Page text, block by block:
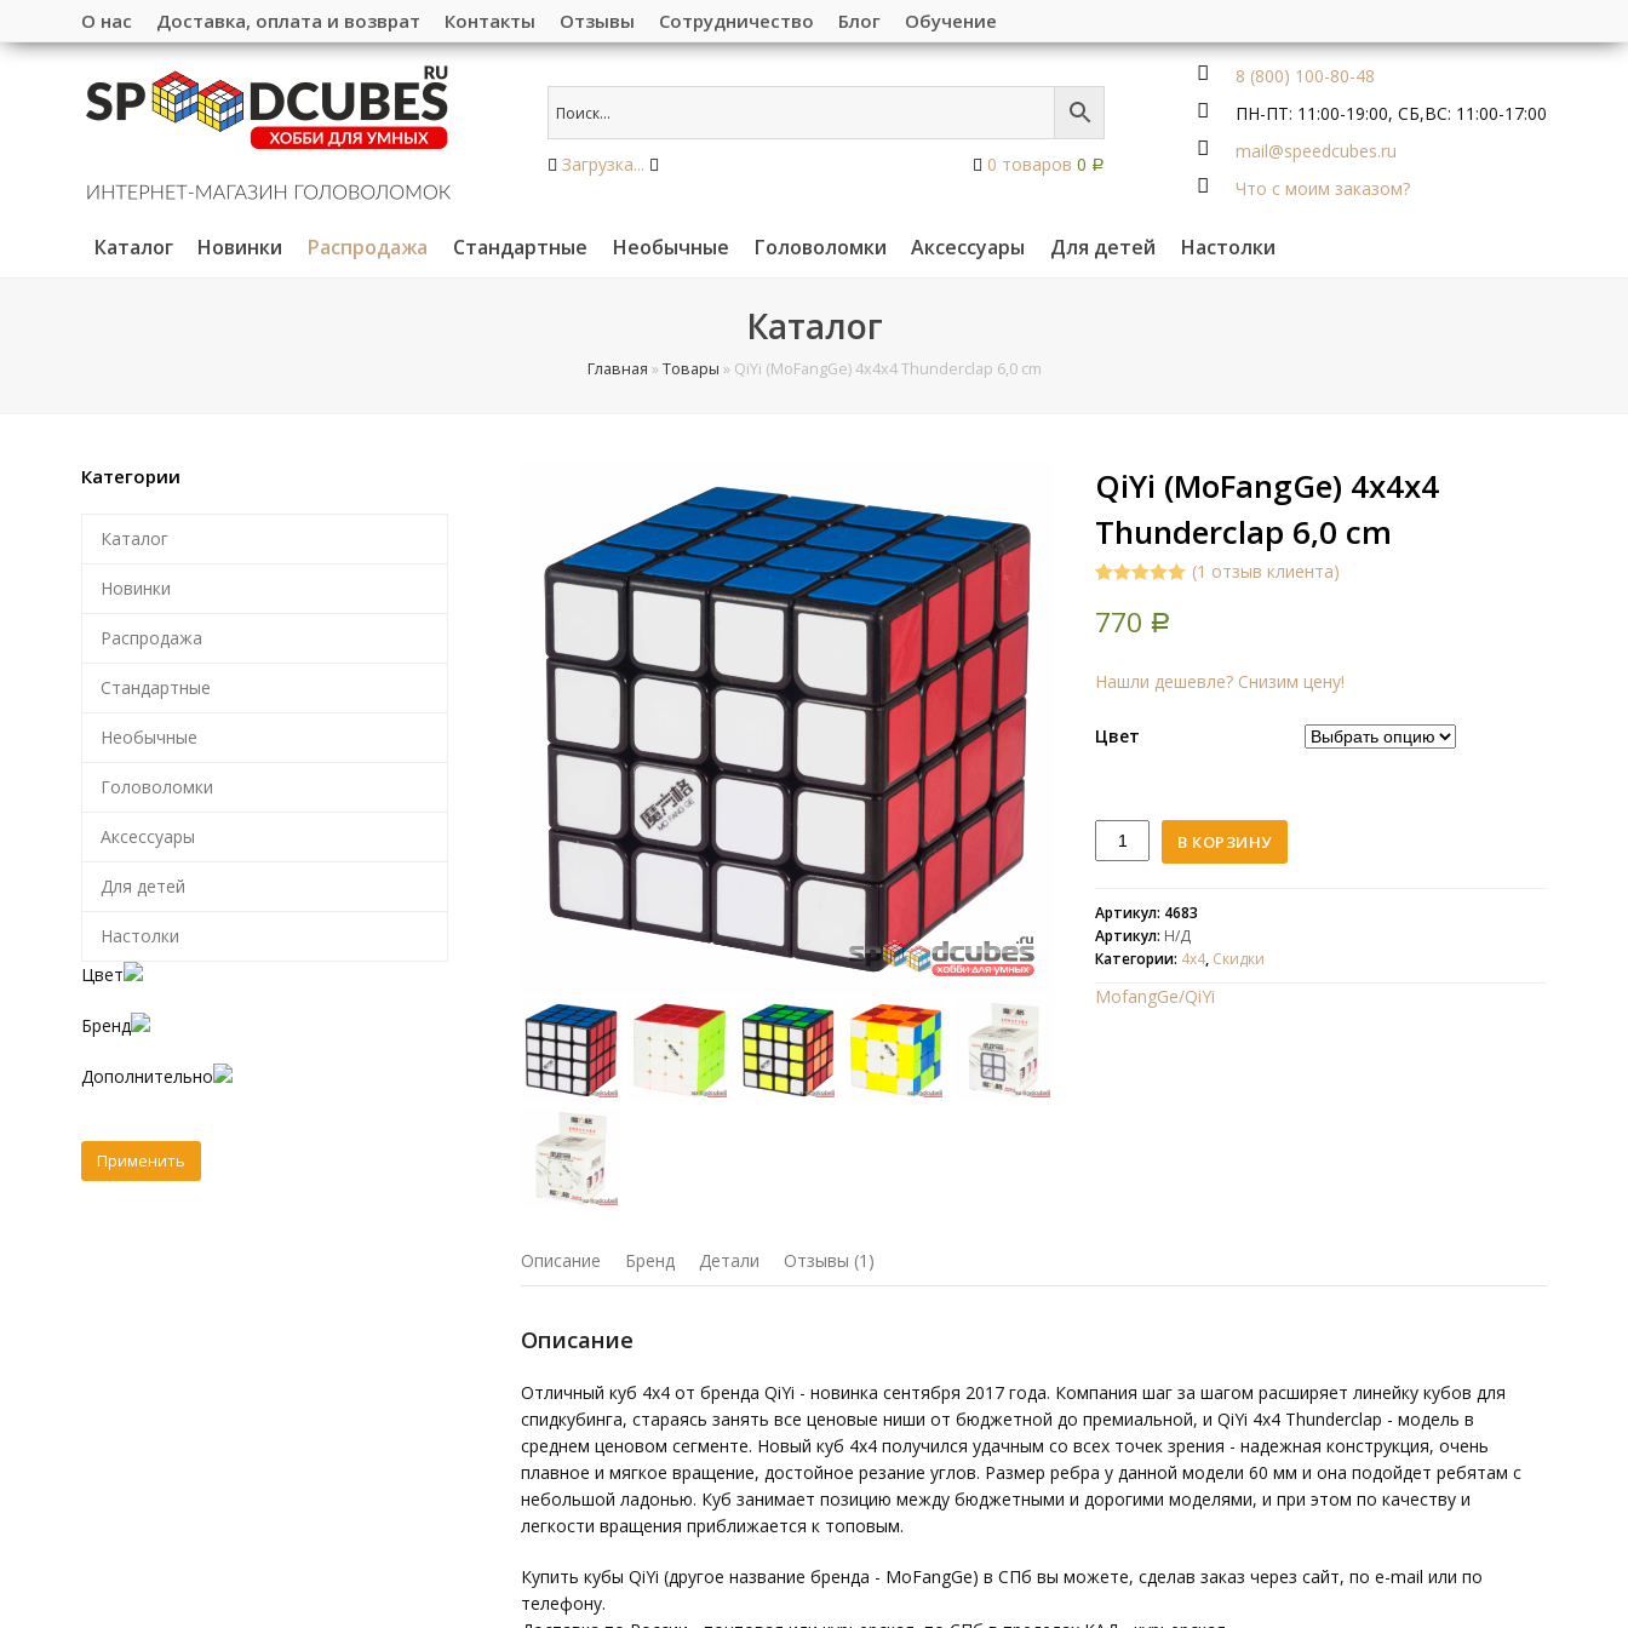
О нас Доставка, оплата и возврат Контакты Отзывы Сотрудничество Блог Обучение
Загрузка... 0 товаров 0 Р
8 (800) 100-80-48
ПН-ПТ: 11:00-19:00, СБ,ВС: 11:00-17:00
mail@speedcubes.ru
Что с моим заказом?
Каталог Новинки Распродажа Стандартные Необычные Головоломки Аксессуары Для детей Настолки
Каталог
Главная » Товары » QiYi (MoFangGe) 4x4x4 Thunderclap 6,0 cm
QiYi (MoFangGe) 4x4x4
Thunderclap 6,0 cm
based on
customer
(1 отзыв клиента)
770 Р
Нашли дешевле? Снизим цену!
Цвет
Количество
QiYi
4x4x4
Thunderclap
6,0
cm
В КОРЗИНУ
Артикул: 4683
Артикул: Н/Д
Категории: 4х4, Скидки
MofangGe/QiYi
Описание Бренд Детали Отзывы (1)
Описание
Отличный куб 4х4 от бренда QiYi - новинка сентября 2017 года. Компания шаг за шагом расширяет линейку кубов для
спидкубинга, стараясь занять все ценовые ниши от бюджетной до премиальной, и QiYi 4x4 Thunderclap - модель в
среднем ценовом сегменте. Новый куб 4х4 получился удачным со всех точек зрения - надежная конструкция, очень
плавное и мягкое вращение, достойное резание углов. Размер ребра у данной модели 60 мм и она подойдет ребятам с
небольшой ладонью. Куб занимает позицию между бюджетными и дорогими моделями, и при этом по качеству и
легкости вращения приближается к топовым.
Купить кубы QiYi (другое название бренда - MoFangGe) в СПб вы можете, сделав заказ через сайт, по e-mail или по
телефону.
Категории
Каталог
Новинки
Распродажа
Стандартные
Необычные
Головоломки
Аксессуары
Для детей
Настолки
Цвет
Бренд
Дополнительно